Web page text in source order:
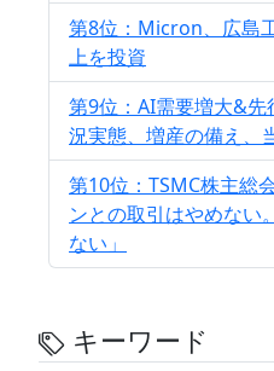
第8位：Micron、広島
上を投資
第9位：AI需要増大&
況実態、増産の備え、
第10位：TSMC株主総
ンとの取引はやめない
ない」
キーワード